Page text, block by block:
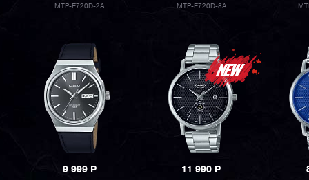
MTP-E720D-2A MTP-E720D-8A
9 999P 11 990P